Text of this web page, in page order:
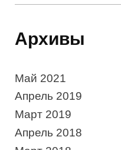
Архивы
Май 2021
Апрель 2019
Март 2019
Апрель 2018